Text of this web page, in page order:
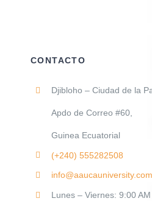
CONTACTO
Djibloho – Ciudad de la
Apdo de Correo #60,
Guinea Ecuatorial
(+240) 555282508
info@aaucauniversity.com
Lunes – Viernes: 9:00